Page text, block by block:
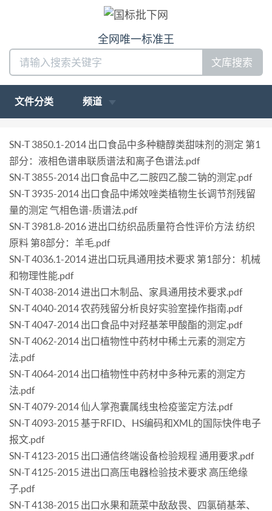
全网唯一标准王
文库搜索
文件分类 频道
SN-T 3850.1-2014 出口食品中多种糖醇类甜味剂的测定 第1
部分：液相色谱串联质谱法和离子色谱法.pdf
SN-T 3855-2014 出口食品中乙二胺四乙酸二钠的测定.pdf
SN-T 3935-2014 出口食品中烯效唑类植物生长调节剂残留
量的测定 气相色谱-质谱法.pdf
SN-T 3981.8-2016 进出口纺织品质量符合性评价方法 纺织
原料 第8部分：羊毛.pdf
SN-T 4036.1-2014 进出口玩具通用技术要求 第1部分：机械
和物理性能.pdf
SN-T 4038-2014 进出口木制品、家具通用技术要求.pdf
SN-T 4040-2014 农药残留分析良好实验室操作指南.pdf
SN-T 4047-2014 出口食品中对羟基苯甲酸酯的测定.pdf
SN-T 4062-2014 出口植物性中药材中稀土元素的测定方
法.pdf
SN-T 4064-2014 出口植物性中药材中多种元素的测定方
法.pdf
SN-T 4079-2014 仙人掌孢囊属线虫检疫鉴定方法.pdf
SN-T 4093-2015 基于RFID、HS编码和XML的国际快件电子
报文.pdf
SN-T 4123-2015 出口通信终端设备检验规程 通用要求.pdf
SN-T 4125-2015 进出口高压电器检验技术要求 高压绝缘
子.pdf
SN-T 4138-2015 出口水果和蔬菜中敌敌畏、四氯硝基苯、